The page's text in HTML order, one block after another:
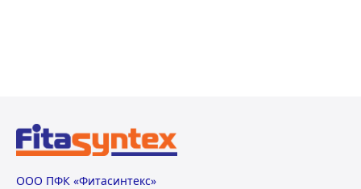
ООО ПФК «Фитасинтекс»